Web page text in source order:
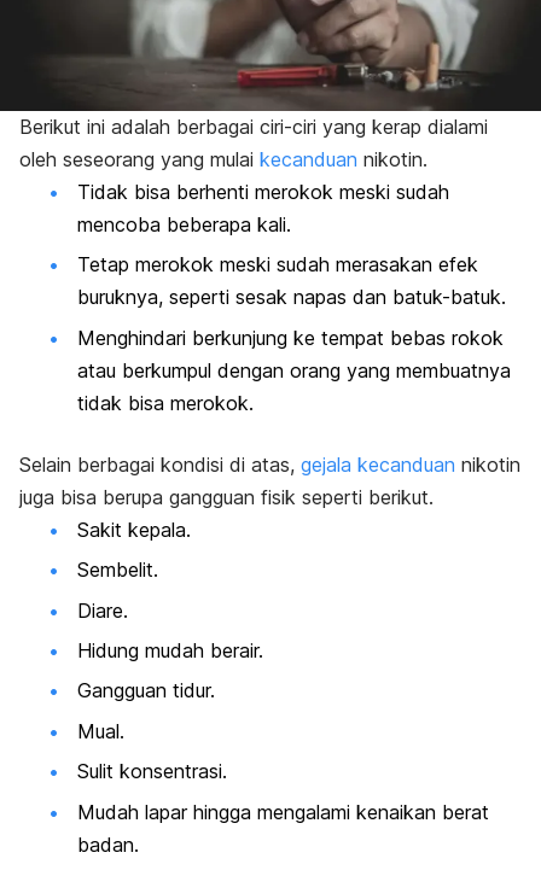
Berikut ini adalah berbagai ciri-ciri yang kerap dialami
oleh seseorang yang mulai kecanduan nikotin.
Tidak bisa berhenti merokok meski sudah
mencoba beberapa kali.
Tetap merokok meski sudah merasakan efek
buruknya, seperti sesak napas dan batuk-batuk.
Menghindari berkunjung ke tempat bebas rokok
atau berkumpul dengan orang yang membuatnya
tidak bisa merokok.
Selain berbagai kondisi di atas, gejala kecanduan nikotin
juga bisa berupa gangguan fisik seperti berikut.
Sakit kepala.
Sembelit.
Diare.
Hidung mudah berair.
Gangguan tidur.
Mual.
Sulit konsentrasi.
Mudah lapar hingga mengalami kenaikan berat
badan.